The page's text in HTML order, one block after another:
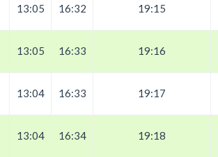
13:05 16:32 19:15
13:05 16:33 19:16
13:04 16:33 19:17
13:04 16:34 19:18